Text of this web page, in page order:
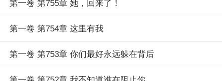
第一卷 第755章 她，回来了！
第一卷 第754章 这里有我
第一卷 第753章 你们最好永远躲在背后